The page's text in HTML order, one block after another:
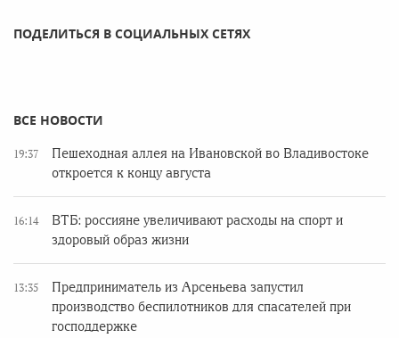
ПОДЕЛИТЬСЯ В СОЦИАЛЬНЫХ СЕТЯХ
ВСЕ НОВОСТИ
19:37
Пешеходная аллея на Ивановской во Владивостоке
откроется к концу августа
16:14
ВТБ: россияне увеличивают расходы на спорт и
здоровый образ жизни
13:35
Предприниматель из Арсеньева запустил
производство беспилотников для спасателей при
господдержке